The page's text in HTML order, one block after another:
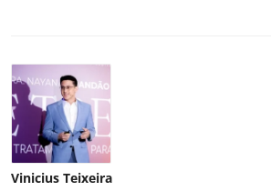
Vinicius Teixeira